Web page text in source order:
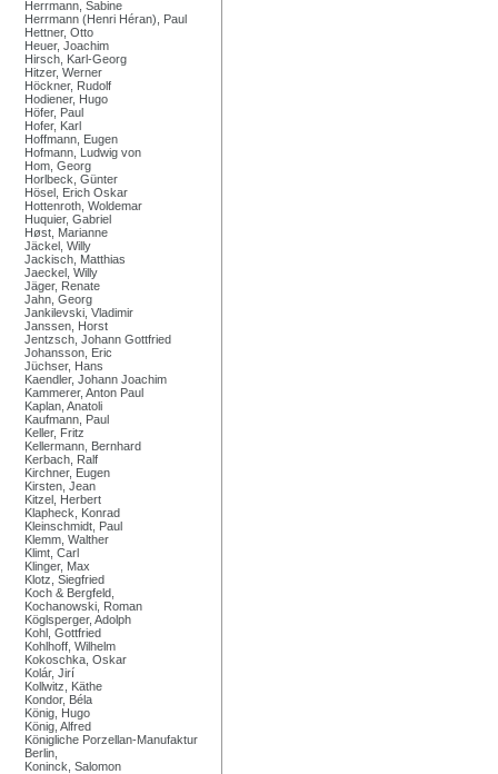
Herrmann, Sabine
Herrmann (Henri Héran), Paul
Hettner, Otto
Heuer, Joachim
Hirsch, Karl-Georg
Hitzer, Werner
Höckner, Rudolf
Hodiener, Hugo
Höfer, Paul
Hofer, Karl
Hoffmann, Eugen
Hofmann, Ludwig von
Hom, Georg
Horlbeck, Günter
Hösel, Erich Oskar
Hottenroth, Woldemar
Huquier, Gabriel
Høst, Marianne
Jäckel, Willy
Jackisch, Matthias
Jaeckel, Willy
Jäger, Renate
Jahn, Georg
Jankilevski, Vladimir
Janssen, Horst
Jentzsch, Johann Gottfried
Johansson, Eric
Jüchser, Hans
Kaendler, Johann Joachim
Kammerer, Anton Paul
Kaplan, Anatoli
Kaufmann, Paul
Keller, Fritz
Kellermann, Bernhard
Kerbach, Ralf
Kirchner, Eugen
Kirsten, Jean
Kitzel, Herbert
Klapheck, Konrad
Kleinschmidt, Paul
Klemm, Walther
Klimt, Carl
Klinger, Max
Klotz, Siegfried
Koch & Bergfeld,
Kochanowski, Roman
Köglsperger, Adolph
Kohl, Gottfried
Kohlhoff, Wilhelm
Kokoschka, Oskar
Kolár, Jirí
Kollwitz, Käthe
Kondor, Béla
König, Hugo
König, Alfred
Königliche Porzellan-Manufaktur
Berlin,
Koninck, Salomon